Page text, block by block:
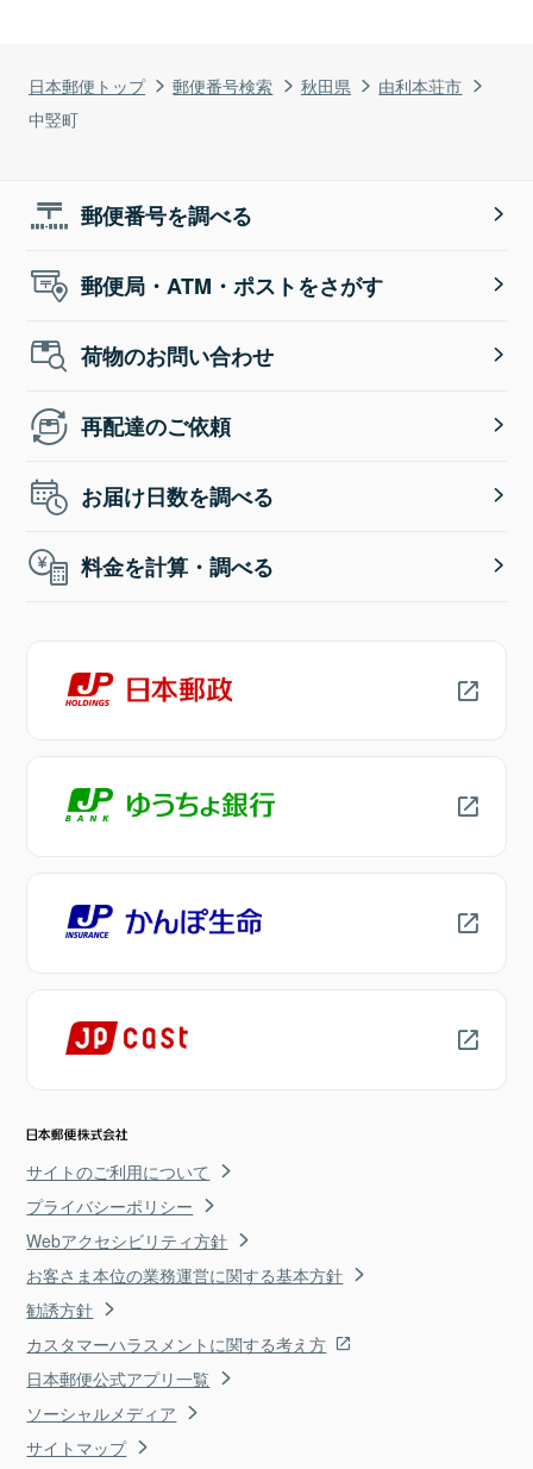
日本郵便トップ 郵便番号検索 秋田県
由利本荘市
中竪町
郵便番号を調べる
郵便局・ATM・ポストをさがす
荷物のお問い合わせ
再配達のご依頼
お届け日数を調べる
料金を計算・調べる
サイトのご利用について
プライバシーポリシー
Webアクセシビリティ方針
お客さま本位の業務運営に関する基本方針
勧誘方針
カスタマーハラスメントに関する考え方
日本郵便公式アプリ一覧
ソーシャルメディア
サイトマップ